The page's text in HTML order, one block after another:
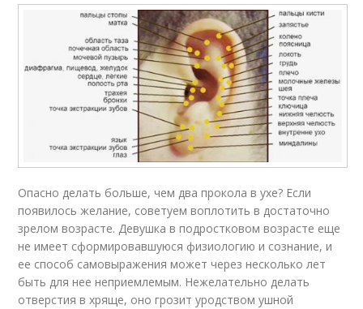
Опасно делать больше, чем два прокола в ухе? Если
появилось желание, советуем воплотить в достаточно
зрелом возрасте. Девушка в подростковом возрасте еще
не имеет сформировавшуюся физиологию и сознание, и
ее способ самовыражения может через несколько лет
быть для нее неприемлемым. Нежелательно делать
отверстия в хряще, оно грозит уродством ушной